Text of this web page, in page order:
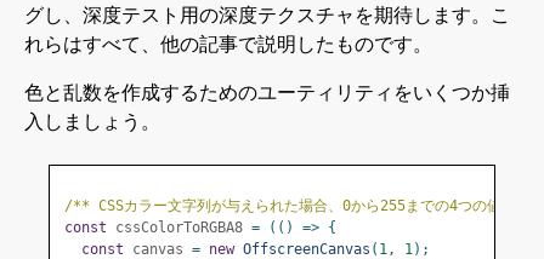
グし、深度テスト用の深度テクスチャを期待します。こ
れらはすべて、他の記事で説明したものです。
色と乱数を作成するためのユーティリティをいくつか挿
入しましょう。
/** CSSカラー文字列が与えられた場合、0から255までの4つの値の配
const cssColorToRGBA8 = (() => {
const canvas = new OffscreenCanvas ( 1, 1);